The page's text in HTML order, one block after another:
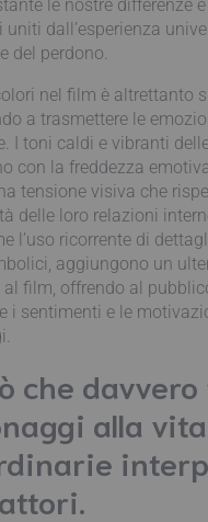
le nostre differenze
dall’esperienza
del perdono.
nel film è altrettanto
a trasmettere le
I toni caldi e vibranti
con la freddezza
tensione visiva che
delle loro relazioni
l’uso ricorrente di
aggiungono un
film, offrendo al
i sentimenti e le
che
alla